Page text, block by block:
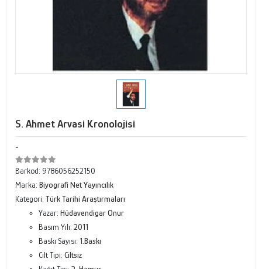
S. Ahmet Arvasi Kronolojisi
-
Barkod: 9786056252150
Marka: Biyografi Net Yayıncılık
Kategori: Türk Tarihi Araştırmaları
Yazar: Hüdavendigar Onur
Basım Yılı: 2011
Baskı Sayısı: 1.Baskı
Cilt Tipi: Ciltsiz